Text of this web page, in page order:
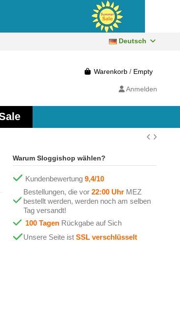
Deutsch
Warenkorb / Empty
Anmelden
Warum Sloggishop wählen?
Kundenbewertung 9,4/10
Bestellungen, die vor 22:00 UhrMEZ
bestellt werden, werden noch am selben
Tag versandt!
100 TagenRückgabe auf Sich
Unsere Seite ist SSL verschlüsselt